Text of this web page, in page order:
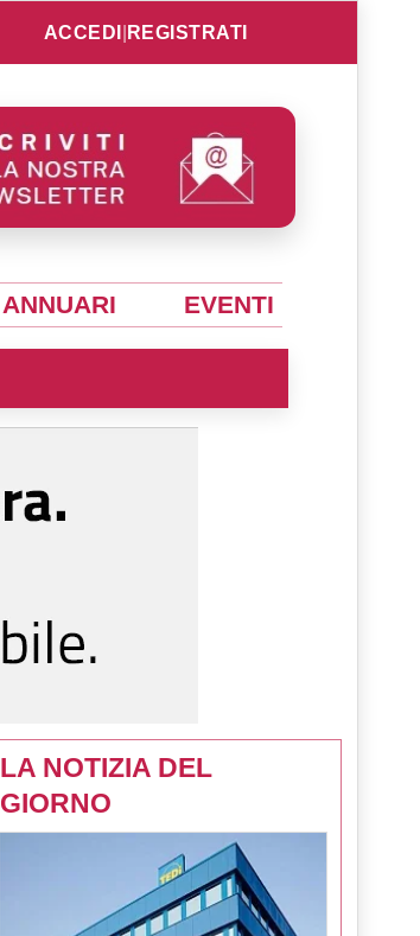
ACCEDI REGISTRATI
ANNUARI EVENTI
LA NOTIZIA DEL
GIORNO